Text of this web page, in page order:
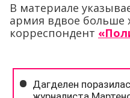
В материале
армия вдвое больше
корреспондент